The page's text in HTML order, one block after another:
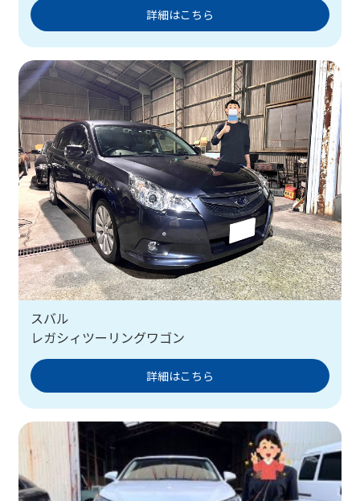
詳細はこちら
スバル
レガシィツーリングワゴン
詳細はこちら